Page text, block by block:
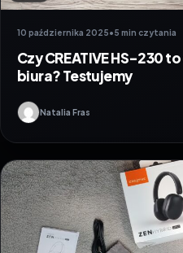
10 października 2025•5 min czytania
Czy CREATIVE HS-230
biura? Testujemy
Natalia Fras